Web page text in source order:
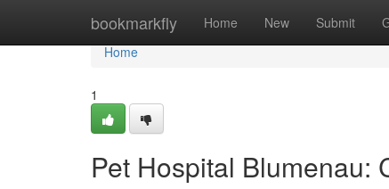
bookmarkfly Home New Submit
Home
Home
1
Pet Hospital Blumenau: